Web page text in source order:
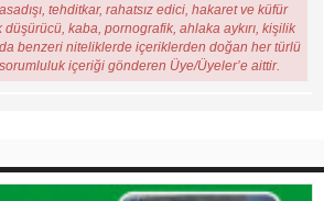
tehditkar, rahatsız edici, hakaret ve küfür
düşürücü, kaba, pornografik, ahlaka aykırı, kişilik
benzeri niteliklerde içeriklerden doğan her türlü
içeriği gönderen Üye/Üyeler’e aittir.